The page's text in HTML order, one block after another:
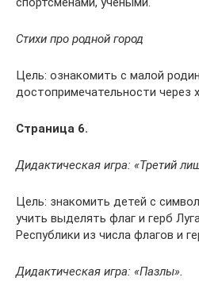
Стихи про родной город
Цель: ознакомить с малой
достопримечательности через
Страница 6.
Дидактическая игра: «Третий
Цель: знакомить детей с
учить выделять флаг и герб
Республики из числа флагов и
Дидактическая игра: «Пазлы».